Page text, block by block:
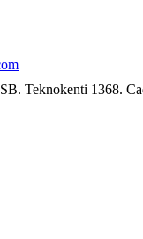
Teknokenti 1368.